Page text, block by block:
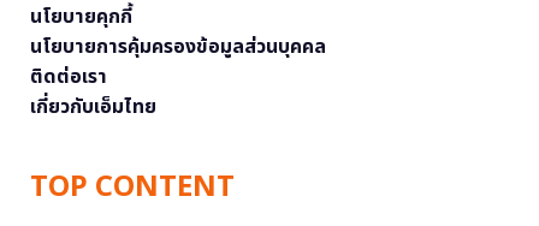
นโยบายคุกกี้
นโยบายการคุ้มครองข้อมูลส่วนบุคคล
ติดต่อเรา
เกี่ยวกับเอ็มไทย
TOP CONTENT